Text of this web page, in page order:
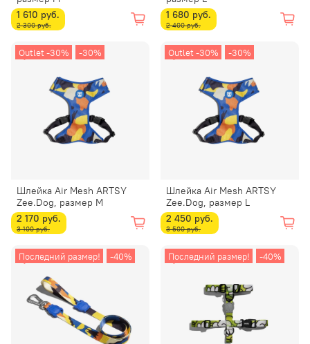
1 610 руб.
2 300 руб.
1 680 руб.
2 400 руб.
Outlet -30% -30%
Шлейка Air Mesh ARTSY
Zee.Dog, размер M
2 170 руб.
3 100 руб.
Outlet -30% -30%
Шлейка Air Mesh ARTSY
Zee.Dog, размер L
2 450 руб.
3 500 руб.
Последний размер! -40% Последний размер! -40%